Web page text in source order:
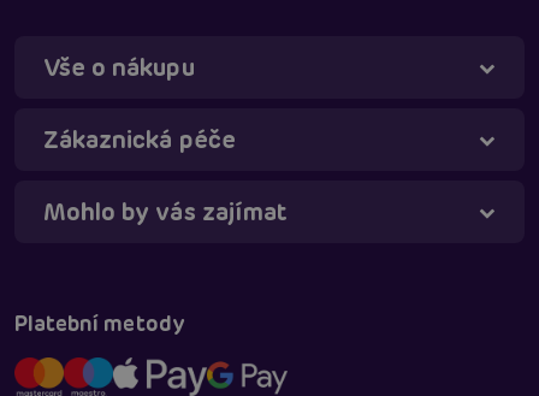
Vše o nákupu
Zákaznická péče
Mohlo by vás zajímat
Platební metody